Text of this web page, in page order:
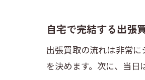
自宅で完結する出張
出張買取の流れは非常
を決めます。次に、当日